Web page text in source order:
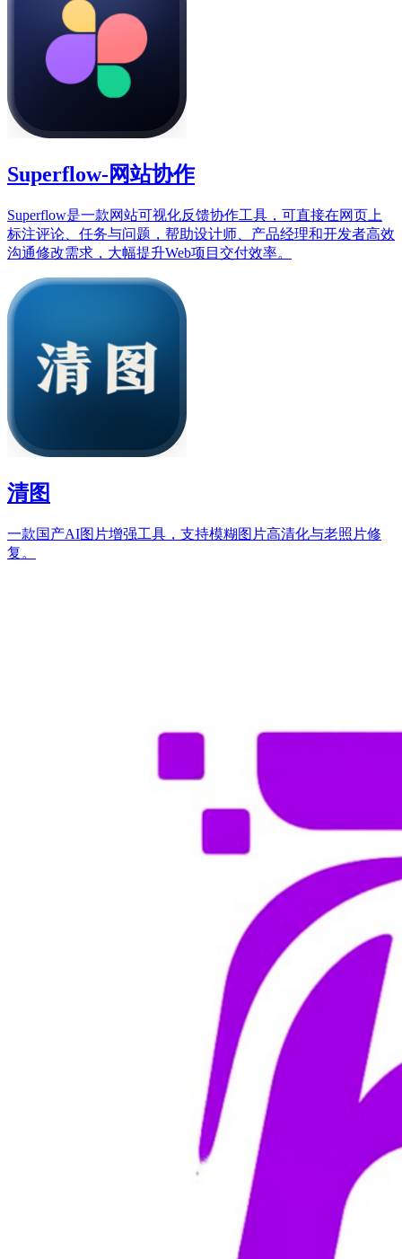
Superflow-网站协作
Superflow是一款网站可视化反馈协作工具，可直接在网页上
标注评论、任务与问题，帮助设计师、产品经理和开发者高效
沟通修改需求，大幅提升Web项目交付效率。
清图
一款国产AI图片增强工具，支持模糊图片高清化与老照片修
复。